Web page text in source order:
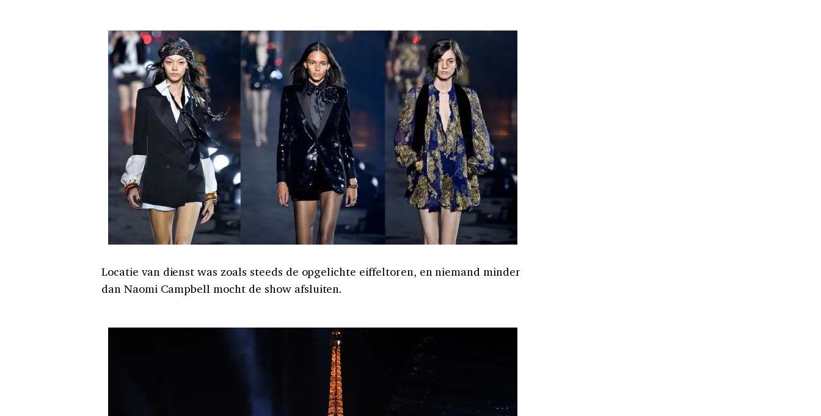
Locatie van dienst was zoals steeds de opgelichte eiffeltoren, en niemand minder
dan Naomi Campbell mocht de show afsluiten.